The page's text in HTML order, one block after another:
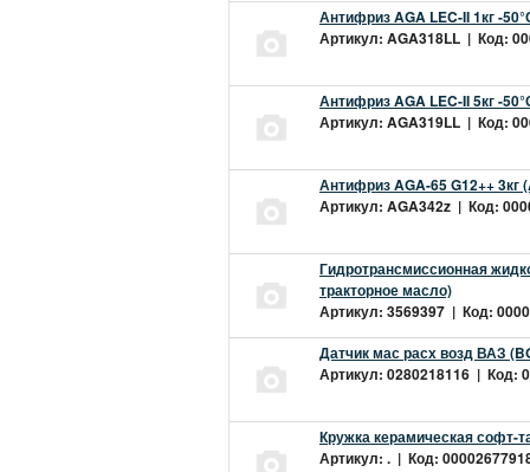
Антифриз AGA LEC-II 1кг -
Артикул: AGA318LL | Код:
Антифриз AGA LEC-II 5кг -
Артикул: AGA319LL | Код:
Антифриз AGA-65 G12++ 3кг
Артикул: AGA342z | Код:
Гидротрансмиссионная
тракторное масло)
Артикул: 3569397 | Код:
Датчик мас расх возд ВАЗ
Артикул: 0280218116 | Код:
Кружка керамическая софт-
Артикул: . | Код: